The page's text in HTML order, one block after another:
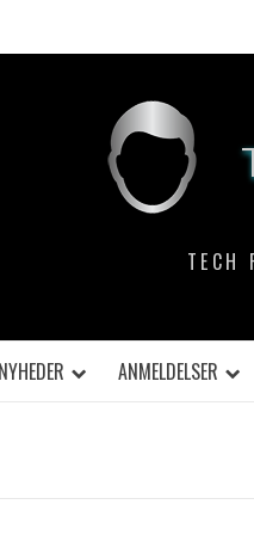
TECH
NYHEDER ANMELDELSER